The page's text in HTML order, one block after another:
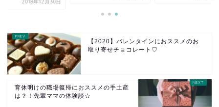
【2020】バレンタインにおススメのお
取り寄せチョコレート♡
育休明けの職場復帰におススメの手土産
は？！先輩ママの体験談☆